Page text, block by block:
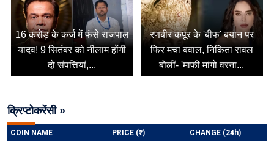
16 करोड़ के कर्ज में फंसे राजपाल
यादव! 9 सितंबर को नीलाम होंगी
दो संपत्तियां,...
रणबीर कपूर के 'बीफ' बयान पर
फिर मचा बवाल, निकिता रावल
बोलीं- 'माफी मांगो वरना...
क्रिप्टोकरेंसी »